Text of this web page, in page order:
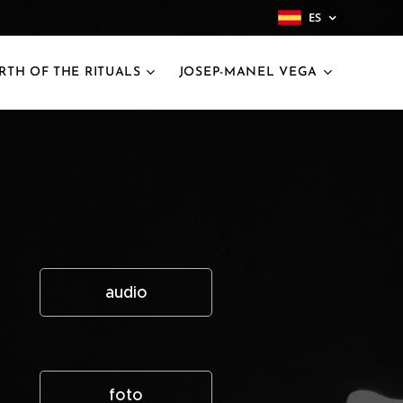
ES
OF THE RITUALS JOSEP-MANEL VEGA
audio
foto